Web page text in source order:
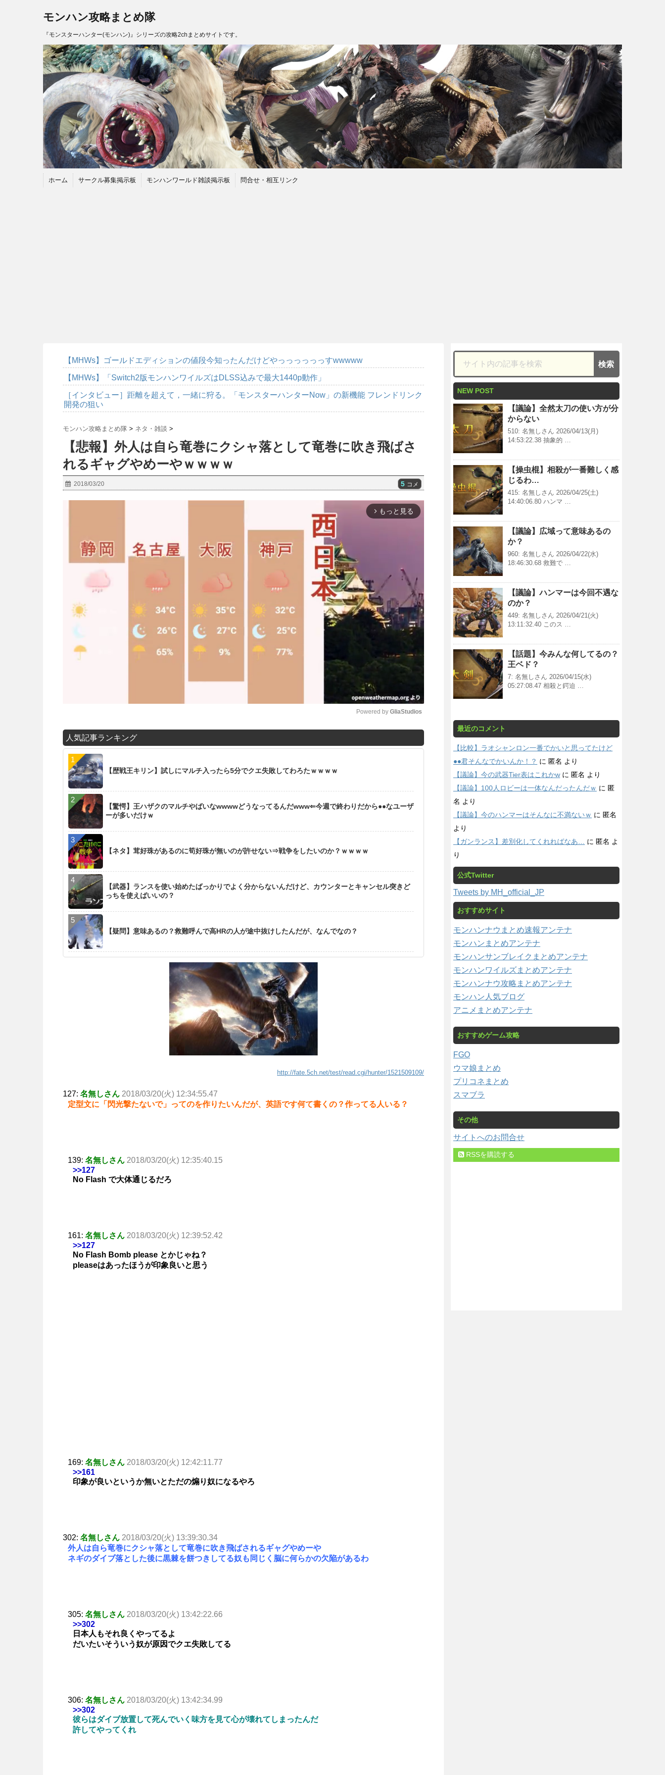
モンハン攻略まとめ隊
『モンスターハンター(モンハン)』シリーズの攻略2chまとめサイトです。
ホーム サークル募集掲示板 モンハンワールド雑談掲示板 問合せ・相互リンク
【MHWs】ゴールドエディションの値段今知ったんだけどやっっっっっっすwwwww
【MHWs】「Switch2版モンハンワイルズはDLSS込みで最大1440p動作」
［インタビュー］距離を超えて，一緒に狩る。「モンスターハンターNow」の新機能 フレンドリンク
開発の狙い
モンハン攻略まとめ隊 > ネタ・雑談 >
【悲報】外人は自ら竜巻にクシャ落として竜巻に吹き飛ばさ
れるギャグやめーやｗｗｗｗ
2018/03/20 5 コメ
arrow_forward_ios もっと見る
Powered by GliaStudios
人気記事ランキング
【歴戦王キリン】試しにマルチ入ったら5分でクエ失敗してわろたｗｗｗｗ
【驚愕】王ハザクのマルチやばいなwwwwどうなってるんだwww⇐今週で終わりだから●●なユーザ
ーが多いだけｗ
【ネタ】茸好珠があるのに筍好珠が無いのが許せない⇒戦争をしたいのか？ｗｗｗｗ
【武器】ランスを使い始めたばっかりでよく分からないんだけど、カウンターとキャンセル突きど
っちを使えばいいの？
【疑問】意味あるの？救難呼んで高HRの人が途中抜けしたんだが、なんでなの？
http://fate.5ch.net/test/read.cgi/hunter/1521509109/
127: 名無しさん 2018/03/20(火) 12:34:55.47
定型文に「閃光撃たないで」ってのを作りたいんだが、英語です何て書くの？作ってる人いる？
139: 名無しさん 2018/03/20(火) 12:35:40.15
>>127
No Flash で大体通じるだろ
161: 名無しさん 2018/03/20(火) 12:39:52.42
>>127
No Flash Bomb please とかじゃね？
pleaseはあったほうが印象良いと思う
169: 名無しさん 2018/03/20(火) 12:42:11.77
>>161
印象が良いというか無いとただの煽り奴になるやろ
302: 名無しさん 2018/03/20(火) 13:39:30.34
外人は自ら竜巻にクシャ落として竜巻に吹き飛ばされるギャグやめーや
ネギのダイブ落とした後に黒棘を餅つきしてる奴も同じく脳に何らかの欠陥があるわ
305: 名無しさん 2018/03/20(火) 13:42:22.66
>>302
日本人もそれ良くやってるよ
だいたいそういう奴が原因でクエ失敗してる
306: 名無しさん 2018/03/20(火) 13:42:34.99
>>302
彼らはダイブ放置して死んでいく味方を見て心が壊れてしまったんだ
許してやってくれ
NEW POST
【議論】全然太刀の使い方が分
からない
510: 名無しさん 2026/04/13(月)
14:53:22.38 抽象的 …
【操虫棍】相殺が一番難しく感
じるわ…
415: 名無しさん 2026/04/25(土)
14:40:06.80 ハンマ …
【議論】広域って意味あるの
か？
960: 名無しさん 2026/04/22(水)
18:46:30.68 救難で …
【議論】ハンマーは今回不遇な
のか？
449: 名無しさん 2026/04/21(火)
13:11:32.40 このス …
【話題】今みんな何してるの？
王ベド？
7: 名無しさん 2026/04/15(水)
05:27:08.47 相殺と鍔迫 …
最近のコメント
【比較】ラオシャンロン一番でかいと思ってたけど
●●君そんなでかいんか！？ に 匿名 より
【議論】今の武器Tier表はこれかw に 匿名 より
【議論】100人ロビーは一体なんだったんだｗ に 匿
名 より
【議論】今のハンマーはそんなに不満ないｗ に 匿名
より
【ガンランス】差別化してくれればなあ…
に 匿名 よ
り
公式Twitter
Tweets by MH_official_JP
おすすめサイト
モンハンナウまとめ速報アンテナ
モンハンまとめアンテナ
モンハンサンブレイクまとめアンテナ
モンハンワイルズまとめアンテナ
モンハンナウ攻略まとめアンテナ
モンハン人気ブログ
アニメまとめアンテナ
おすすめゲーム攻略
FGO
ウマ娘まとめ
プリコネまとめ
スマブラ
その他
サイトへのお問合せ
RSSを購読する